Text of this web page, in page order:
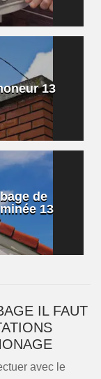
13
de
13
IL FAUT
avec le